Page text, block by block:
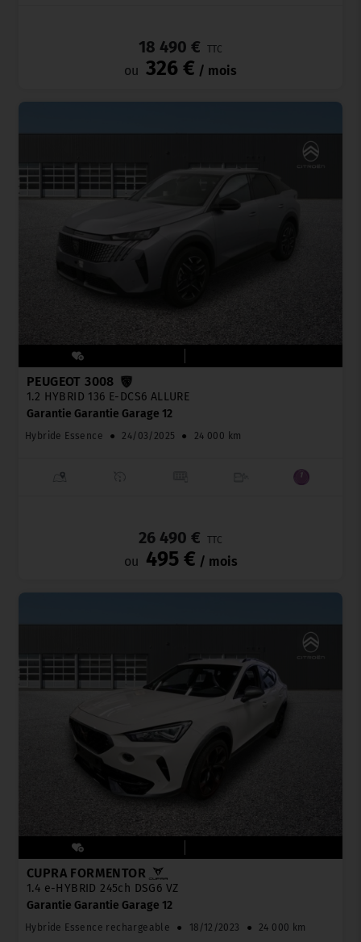
18 490 € TTC
ou 326 € / mois
PEUGEOT 3008
1.2 HYBRID 136 E-DCS6 ALLURE
Garantie Garantie Garage 12
Hybride Essence ● 24/03/2025 ● 24 000 km
26 490 € TTC
ou 495 € / mois
CUPRA FORMENTOR
1.4 e-HYBRID 245ch DSG6 VZ
Garantie Garantie Garage 12
Hybride Essence rechargeable ● 18/12/2023 ● 24 000 km